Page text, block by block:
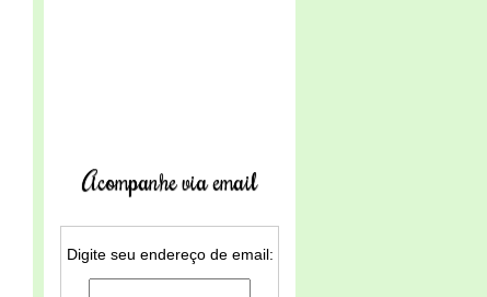
Acompanhe via email
Digite seu endereço de email: